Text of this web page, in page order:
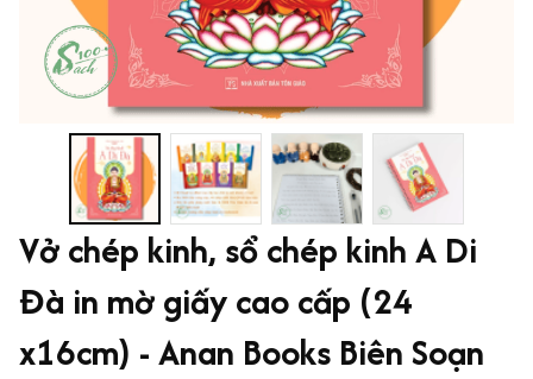
Vở chép kinh, sổ chép kinh A Di
Đà in mờ giấy cao cấp (24
x16cm) - Anan Books Biên Soạn